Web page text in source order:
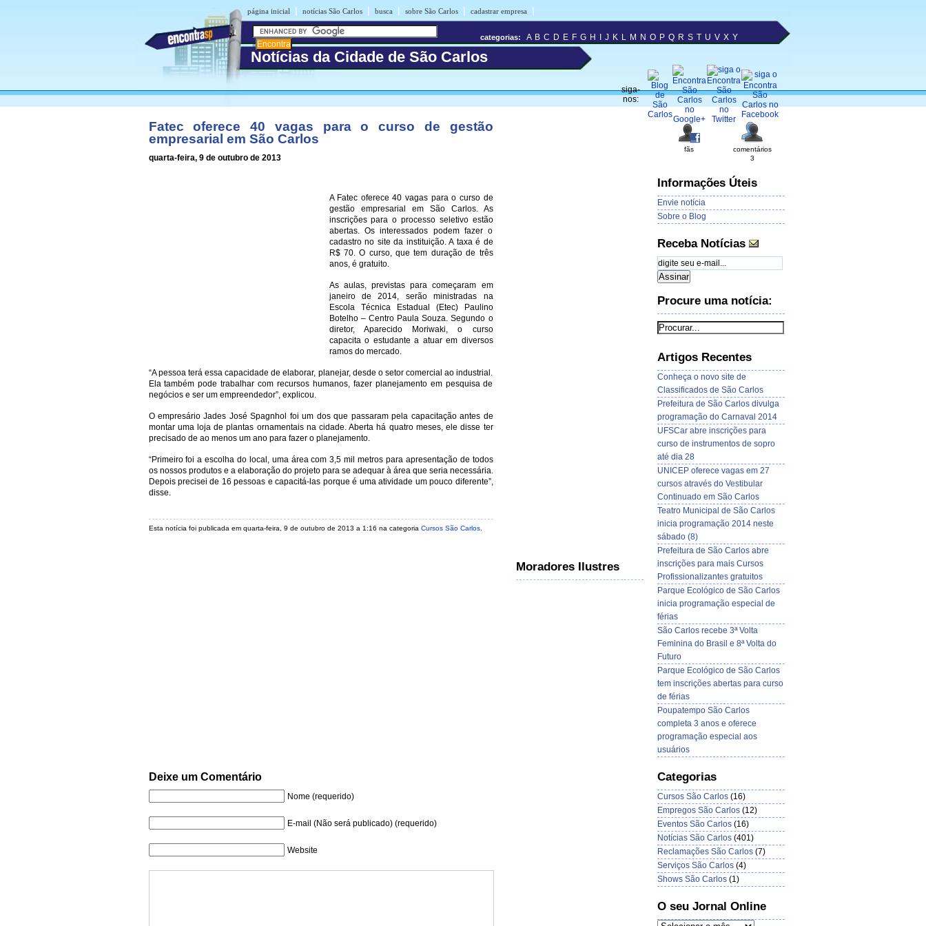
página inicial | notícias São Carlos | busca | sobre São Carlos | cadastrar empresa |
Notícias da Cidade de São Carlos
siga-
nos:
categorias: A B C D E F G H J K L M N O P Q R S T U V X Y
Fatec oferece 40 vagas para o curso de gestão
empresarial em São Carlos
quarta-feira, 9 de outubro de 2013
A Fatec oferece 40 vagas para o curso de
gestão empresarial em São Carlos. As
inscrições para o processo seletivo estão
abertas. Os interessados podem fazer o
cadastro no site da instituição. A taxa é de
R$ 70. O curso, que tem duração de três
anos, é gratuito.
As aulas, previstas para começaram em
janeiro de 2014, serão ministradas na
Escola Técnica Estadual (Etec) Paulino
Botelho – Centro Paula Souza. Segundo o
diretor, Aparecido Moriwaki, o curso
capacita o estudante a atuar em diversos
ramos do mercado.
“A pessoa terá essa capacidade de elaborar, planejar, desde o setor comercial ao industrial.
Ela também pode trabalhar com recursos humanos, fazer planejamento em pesquisa de
negócios e ser um empreendedor”, explicou.
O empresário Jades José Spagnhol foi um dos que passaram pela capacitação antes de
montar uma loja de plantas ornamentais na cidade. Aberta há quatro meses, ele disse ter
precisado de ao menos um ano para fazer o planejamento.
“Primeiro foi a escolha do local, uma área com 3,5 mil metros para apresentação de todos
os nossos produtos e a elaboração do projeto para se adequar à área que seria necessária.
Depois precisei de 16 pessoas e capacitá-las porque é uma atividade um pouco diferente”,
disse.
Esta notícia foi publicada em quarta-feira, 9 de outubro de 2013 a 1:16 na categoria Cursos São Carlos.
Deixe um Comentário
Nome (requerido)
E-mail (Não será publicado) (requerido)
Website
Moradores Ilustres
fãs
comentários
3
Informações Úteis
Envie notícia
Sobre o Blog
Receba Notícias
Procure uma notícia:
Artigos Recentes
Conheça o novo site de
Classificados de São Carlos
Prefeitura de São Carlos divulga
programação do Carnaval 2014
UFSCar abre inscrições para
curso de instrumentos de sopro
até dia 28
UNICEP oferece vagas em 27
cursos através do Vestibular
Continuado em São Carlos
Teatro Municipal de São Carlos
inicia programação 2014 neste
sábado (8)
Prefeitura de São Carlos abre
inscrições para mais Cursos
Profissionalizantes gratuitos
Parque Ecológico de São Carlos
inicia programação especial de
férias
São Carlos recebe 3ª Volta
Feminina do Brasil e 8ª Volta do
Futuro
Parque Ecológico de São Carlos
tem inscrições abertas para curso
de férias
Poupatempo São Carlos
completa 3 anos e oferece
programação especial aos
usuários
Categorias
Cursos São Carlos(16)
Empregos São Carlos(12)
Eventos São Carlos(16)
Notícias São Carlos(401)
Reclamações São Carlos(7)
Serviços São Carlos(4)
Shows São Carlos(1)
O seu Jornal Online